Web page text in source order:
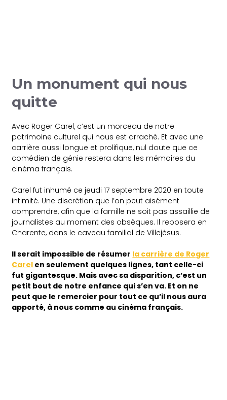
Un monument qui nous
quitte
Avec Roger Carel, c’est un morceau de notre
patrimoine culturel qui nous est arraché. Et avec une
carrière aussi longue et prolifique, nul doute que ce
comédien de génie restera dans les mémoires du
cinéma français.
Carel fut inhumé ce jeudi 17 septembre 2020 en toute
intimité. Une discrétion que l’on peut aisément
comprendre, afin que la famille ne soit pas assaillie de
journalistes au moment des obsèques. Il reposera en
Charente, dans le caveau familial de Villejésus.
Il serait impossible de résumer la carrière de Roger
Carel en seulement quelques lignes, tant celle-ci
fut gigantesque. Mais avec sa disparition, c’est un
petit bout de notre enfance qui s’en va. Et on ne
peut que le remercier pour tout ce qu’il nous aura
apporté, à nous comme au cinéma français.